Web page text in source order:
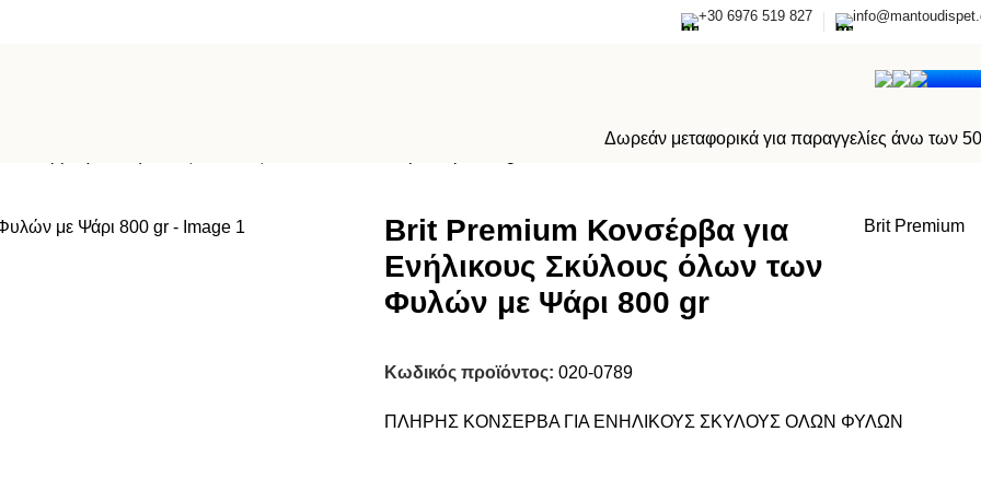
+30 6976 519 827
0,00
Δωρεάν μεταφορικά για παραγγελίες άνω των
Brit Premium Κονσέρβα για
Ενήλικους Σκύλους όλων των
Φυλών με Ψάρι 800 gr
Brit Premium
Κωδικός προϊόντος: 020-0789
ΠΛΗΡΗΣ ΚΟΝΣΕΡΒΑ ΓΙΑ ΕΝΗΛΙΚΟΥΣ ΣΚΥΛΟΥΣ ΟΛΩΝ ΦΥΛΩΝ